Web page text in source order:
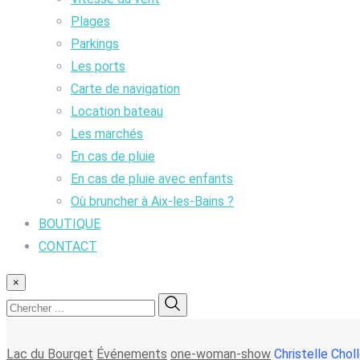
Plages
Parkings
Les ports
Carte de navigation
Location bateau
Les marchés
En cas de pluie
En cas de pluie avec enfants
Où bruncher à Aix-les-Bains ?
BOUTIQUE
CONTACT
×
Lac du Bourget Événements one-woman-show Christelle